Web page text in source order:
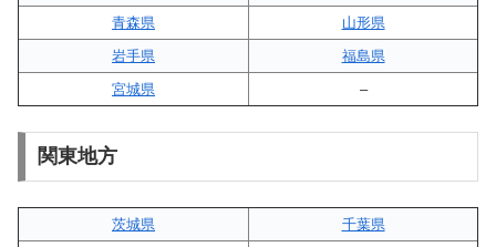
青森県
山形県
岩手県
福島県
宮城県
–
関東地方
茨城県
千葉県